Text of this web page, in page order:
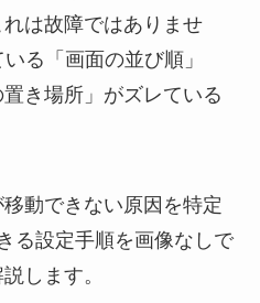
は故障ではありませ
る「画面の並び順」
き場所」がズレている
動できない原因を特定
る設定手順を画像なしで
します。